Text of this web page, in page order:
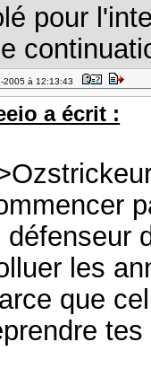
pour
2005 à 12:13:43
a écrit :
défenseur
les
que